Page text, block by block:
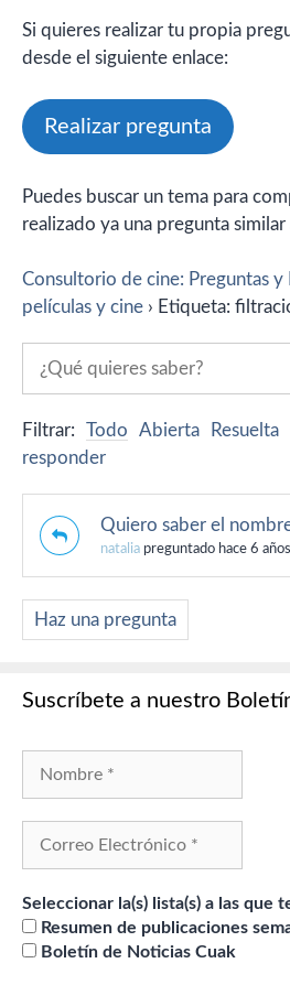
Si quieres realizar tu propia
desde el siguiente enlace:
Realizar pregunta
Puedes buscar un tema para
realizado ya una pregunta similar
Consultorio de cine: Preguntas y
películas y cine › Etiqueta:
Filtrar: Todo Abierta Resuelta
responder
Quiero saber el
natalia preguntado hace 6 años
Haz una pregunta
Suscríbete a nuestro
Seleccionar la(s) lista(s) a las que
Resumen de publicaciones
Boletín de Noticias Cuak